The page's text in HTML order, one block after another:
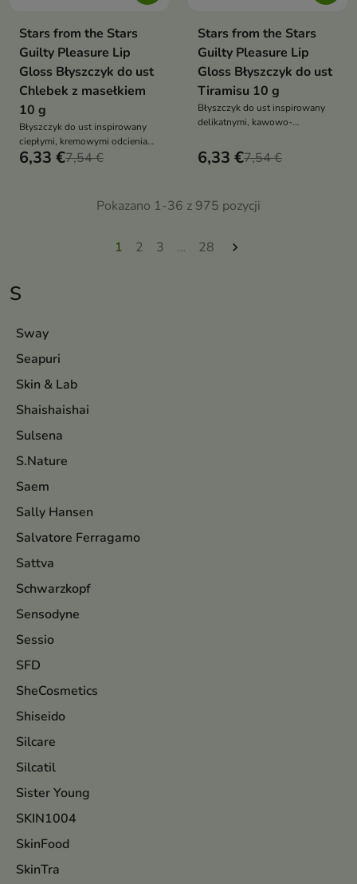
S
Sway
Seapuri
Skin & Lab
Shaishaishai
Sulsena
S.Nature
Saem
Sally Hansen
Salvatore Ferragamo
Sattva
Schwarzkopf
Sensodyne
Sessio
SFD
SheCosmetics
Shiseido
Silcare
Silcatil
Sister Young
SKIN1004
SkinFood
SkinTra
Stars from the Stars
Guilty Pleasure Lip
Gloss Błyszczyk do ust
Chlebek z masełkiem
10 g
Błyszczyk do ust inspirowany
ciepłymi, kremowymi odcieniami
codziennej słodkiej
6,33 €7,54 €
Stars from the Stars
Guilty Pleasure Lip
Gloss Błyszczyk do ust
Tiramisu 10 g
Błyszczyk do ust inspirowany
delikatnymi, kawowo-
popularnego deseru.
6,33 €7,54 €
Pokazano 1-36 z 975 pozycji
1 2 3 … 28 